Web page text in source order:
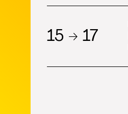
15 → 17